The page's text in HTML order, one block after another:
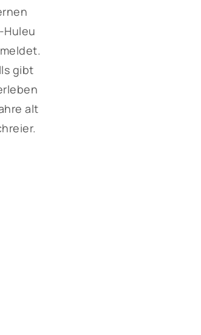
Huleu
gibt
alt